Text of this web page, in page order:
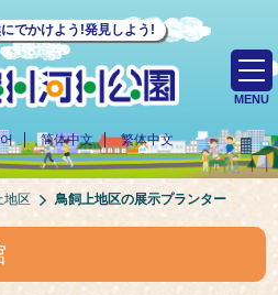
でかけよう!発見しよう!
简体中文 繁体中文
MENU
地区 鳥飼上地区の展示プランター